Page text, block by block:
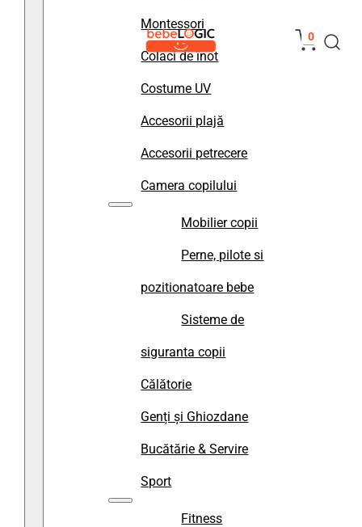
Montessori
Colaci de înot
Costume UV
Accesorii plajă
Accesorii petrecere
Camera copilului
Mobilier copii
Perne, pilote si
pozitionatoare bebe
Sisteme de
siguranta copii
Călătorie
Genți și Ghiozdane
Bucătărie & Servire
Sport
Fitness
0